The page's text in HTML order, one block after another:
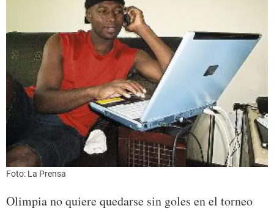
Foto: La Prensa
Olimpia no quiere quedarse sin goles en el torneo